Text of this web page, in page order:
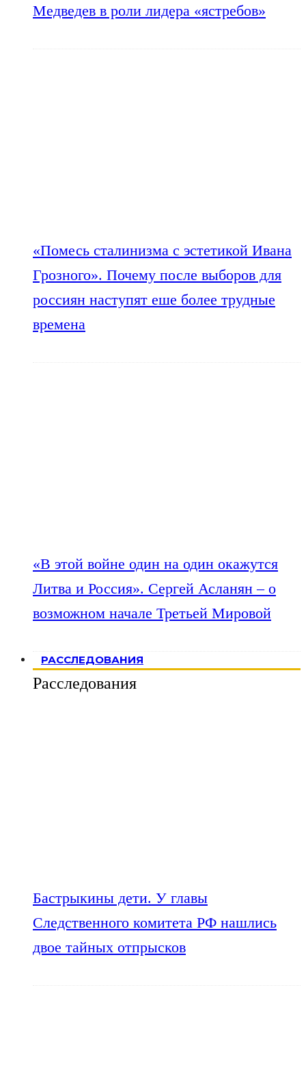
Медведев в роли лидера «ястребов»
«Помесь сталинизма с эстетикой Ивана
Грозного». Почему после выборов для
россиян наступят еше более трудные
времена
«В этой войне один на один окажутся
Литва и Россия». Сергей Асланян – о
возможном начале Третьей Мировой
РАССЛЕДОВАНИЯ
Расследования
Бастрыкины дети. У главы
Следственного комитета РФ нашлись
двое тайных отпрысков